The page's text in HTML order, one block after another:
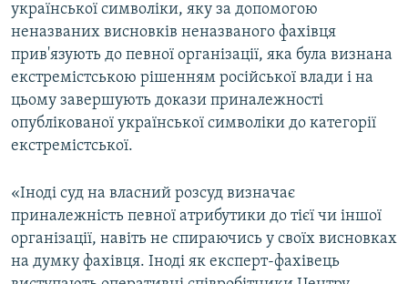
української символіки, яку за допомогою
неназваних висновків неназваного фахівця
прив'язують до певної організації, яка була визнана
екстремістською рішенням російської влади і на
цьому завершують докази приналежності
опублікованої української символіки до категорії
екстремістської.
«Іноді суд на власний розсуд визначає
приналежність певної атрибутики до тієї чи іншої
організації, навіть не спираючись у своїх висновках
на думку фахівця. Іноді як експерт-фахівець